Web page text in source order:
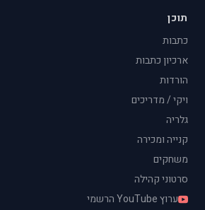
תוכן
כתבות
ארכיון כתבות
הורדות
ויקי / מדריכים
גלריה
קנייה ומכירה
משחקים
סרטוני קהילה
ערוץ YouTube הרשמי